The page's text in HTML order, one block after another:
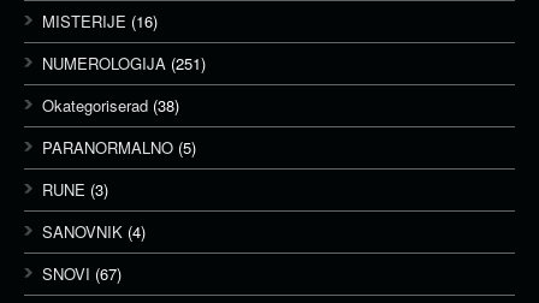
MISTERIJE (16)
NUMEROLOGIJA (251)
Okategoriserad (38)
PARANORMALNO (5)
RUNE (3)
SANOVNIK (4)
SNOVI (67)